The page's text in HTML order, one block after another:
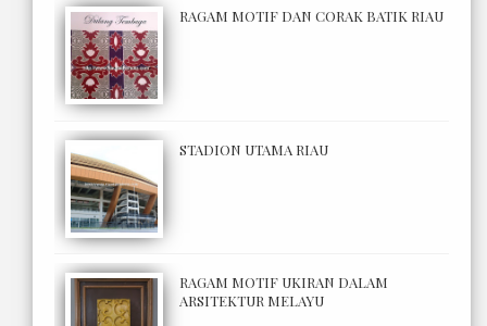
RAGAM MOTIF DAN CORAK BATIK RIAU
STADION UTAMA RIAU
RAGAM MOTIF UKIRAN DALAM
ARSITEKTUR MELAYU